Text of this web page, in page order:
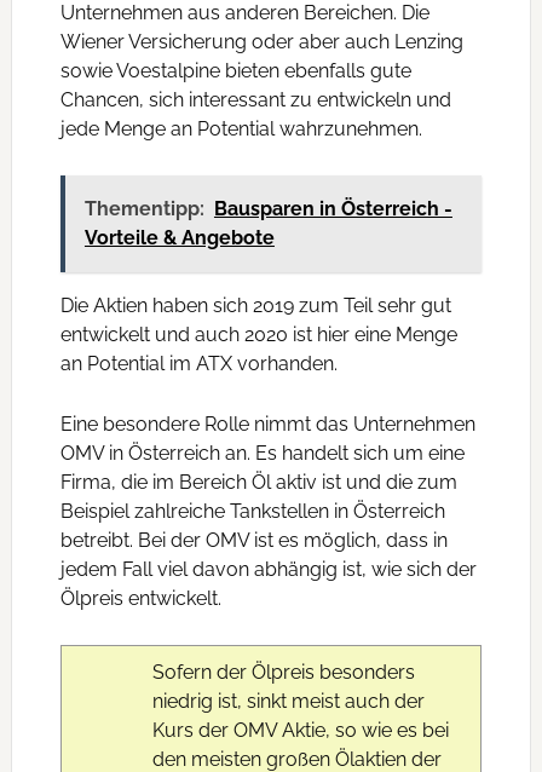
Unternehmen aus anderen Bereichen. Die
Wiener Versicherung oder aber auch Lenzing
sowie Voestalpine bieten ebenfalls gute
Chancen, sich interessant zu entwickeln und
jede Menge an Potential wahrzunehmen.
Thementipp: Bausparen in Österreich -
Vorteile & Angebote
Die Aktien haben sich 2019 zum Teil sehr gut
entwickelt und auch 2020 ist hier eine Menge
an Potential im ATX vorhanden.
Eine besondere Rolle nimmt das Unternehmen
OMV in Österreich an. Es handelt sich um eine
Firma, die im Bereich Öl aktiv ist und die zum
Beispiel zahlreiche Tankstellen in Österreich
betreibt. Bei der OMV ist es möglich, dass in
jedem Fall viel davon abhängig ist, wie sich der
Ölpreis entwickelt.
Sofern der Ölpreis besonders
niedrig ist, sinkt meist auch der
Kurs der OMV Aktie, so wie es bei
den meisten großen Ölaktien der